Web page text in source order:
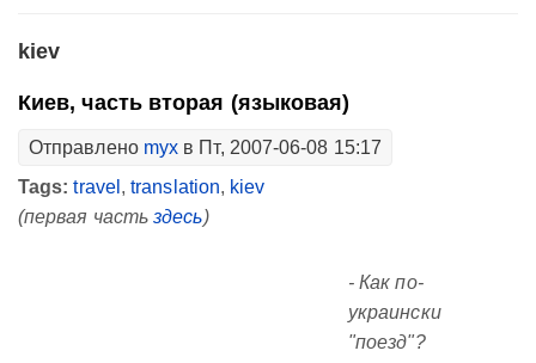
kiev
Киев, часть вторая (языковая)
Отправлено myx в Пт, 2007-06-08 15:17
Tags:travel ,translation, kiev
(первая частьздесь)
- Как по-
украински
"поезд"?